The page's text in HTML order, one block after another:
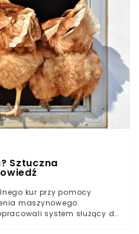
Sztuczna
kur przy pomocy
maszynowego.
system służący do